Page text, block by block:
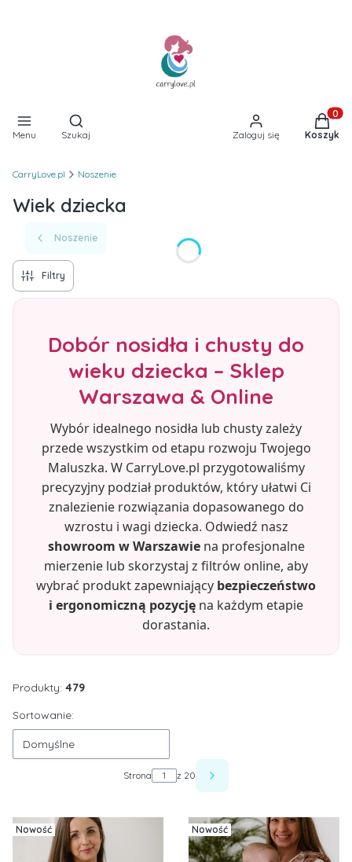
Menu
Otwórz wyszukiwarkę
Szukaj Zaloguj się Koszyk
CarryLove.pl Noszenie
Wiek dziecka
Noszenie
Filtry
Dobór nosidła i chusty do
wieku dziecka – Sklep
Warszawa & Online
Wybór idealnego nosidła lub chusty zależy
przede wszystkim od etapu rozwoju Twojego
Maluszka. W CarryLove.pl przygotowaliśmy
precyzyjny podział produktów, który ułatwi Ci
znalezienie rozwiązania dopasowanego do
wzrostu i wagi dziecka. Odwiedź nasz
showroom w Warszawiena profesjonalne
mierzenie lub skorzystaj z filtrów online, aby
wybrać produkt zapewniający bezpieczeństwo
i ergonomiczną pozycję na każdym etapie
dorastania.
Produkty: 479
Lista produktów
Sortowanie:
Domyślne
Strona z 20 Następne produkty
Nowość Nowość